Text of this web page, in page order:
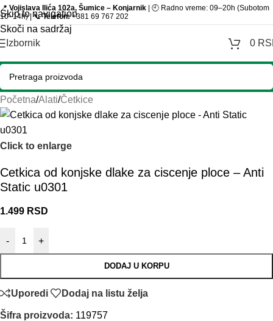
Skip to navigation
Skoči na sadržaj
📍Vojislava Ilića 102a, Šumice – Konjarnik | 🕘 Radno vreme: 09–20h (Subotom
10–14h) | 📞Telefon:+381 69 767 202
Izbornik 0
Početna/Alati/Četkice
Click to enlarge
Cetkica od konjske dlake za ciscenje ploce – Anti
Static u0301
1.499 RSD
- +
DODAJ U KORPU
Uporedi Dodaj na listu želja
Šifra proizvoda: 119757